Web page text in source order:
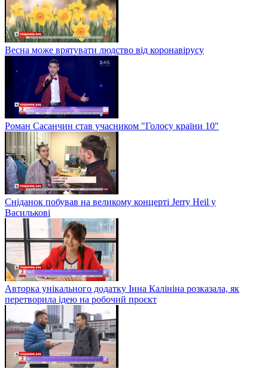
Весна може врятувати людство від коронавірусу
Роман Сасанчин став учасником "Голосу країни 10"
Сніданок побував на великому концерті Jerry Heil у
Василькові
Авторка унікального додатку Інна Калініна розказала, як
перетворила ідею на робочий проєкт